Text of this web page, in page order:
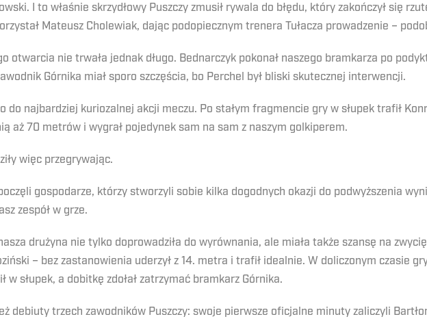
I to właśnie skrzydłowy Puszczy zmusił rywala do błędu, który zakończył się
Mateusz Cholewiak, dając podopiecznym trenera Tułacza prowadzenie –
otwarcia nie trwała jednak długo. Bednarczyk pokonał naszego bramkarza po
Górnika miał sporo szczęścia, bo Perchel był bliski skutecznej interwencji.
do najbardziej kuriozalnej akcji meczu. Po stałym fragmencie gry w słupek trafił
aż 70 metrów i wygrał pojedynek sam na sam z naszym golkiperem.
więc przegrywając.
gospodarze, którzy stworzyli sobie kilka dogodnych okazji do podwyższenia
zespół w grze.
drużyna nie tylko doprowadziła do wyrównania, ale miała także szansę na
– bez zastanowienia uderzył z 14. metra i trafił idealnie. W doliczonym czasie
w słupek, a dobitkę zdołał zatrzymać bramkarz Górnika.
debiuty trzech zawodników Puszczy: swoje pierwsze oficjalne minuty zaliczyli